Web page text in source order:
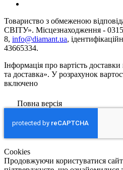
Товариство з обмеженою
СВІТУ». Місцезнаходження -
8, info@diamant.ua,
43665334.
Інформація про вартість доставки
та доставка». У розрахунок
включено
Повна версія
Сookies
Продовжуючи користуватися